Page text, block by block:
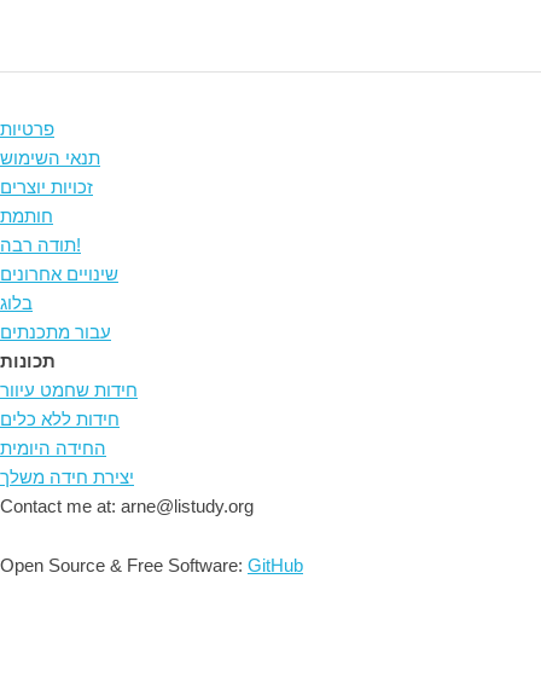
פרטיות
תנאי השימוש
זכויות יוצרים
חותמת
תודה רבה!
שינויים אחרונים
בלוג
עבור מתכנתים
תכונות
חידות שחמט עיוור
חידות ללא כלים
החידה היומית
יצירת חידה משלך
Contact me at: arne@listudy.org
Open Source & Free Software: GitHub